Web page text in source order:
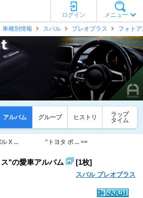
メニュー
ログイン
車種別情報 スバル プレオプラス フォト
アルバム グループ ヒストリ
ラップ
タイム
X ... "トヨタ ポ ... >>
"の愛車アルバム [1枚]
スバル プレオプラス